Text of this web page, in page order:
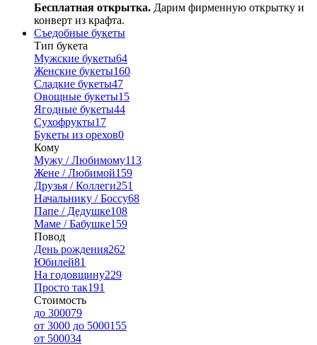
Бесплатная открытка. Дарим фирменную открытку и
конверт из крафта.
Съедобные букеты
Тип букета
Мужские букеты64
Женские букеты160
Сладкие букеты47
Овощные букеты15
Ягодные букеты44
Сухофрукты17
Букеты из орехов0
Кому
Мужу / Любимому113
Жене / Любимой159
Друзья / Коллеги251
Начальнику / Боссу68
Папе / Дедушке108
Маме / Бабушке159
Повод
День рождения262
Юбилей81
На годовщину229
Просто так191
Стоимость
до 300079
от 3000 до 5000155
от 500034